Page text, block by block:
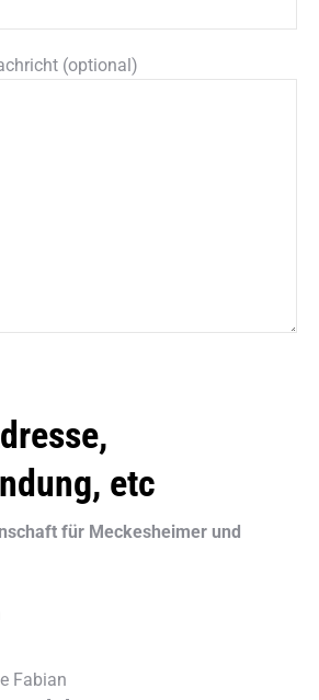
(optional)
leer.
etc
für Meckesheimer und
Fabian